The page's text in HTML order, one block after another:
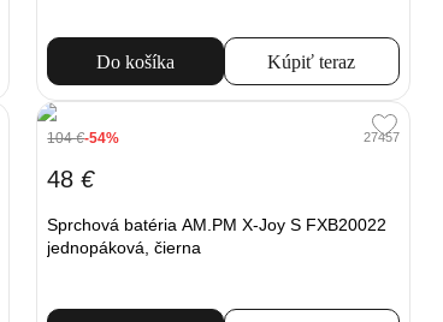
Do košíka Kúpiť teraz
104€-54% 27457
48€
Sprchová batéria AM.PM X-Joy S FXB20022
jednopáková, čierna